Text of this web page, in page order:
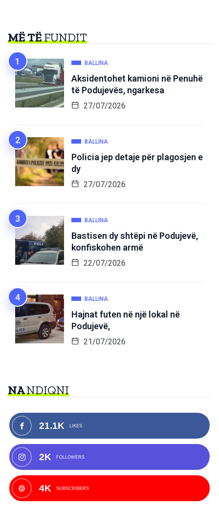
MË TËFUNDIT
BALLINA
Aksidentohet kamioni në Penuhë
të Podujevës, ngarkesa
27/07/2026
BALLINA
Policia jep detaje për plagosjen e
dy
27/07/2026
BALLINA
Bastisen dy shtëpi në Podujevë,
konfiskohen armë
22/07/2026
BALLINA
Hajnat futen në një lokal në
Podujevë,
21/07/2026
NANDIQNI
21.1K LIKES
2K FOLLOWERS
4K SUBSCRIBERS